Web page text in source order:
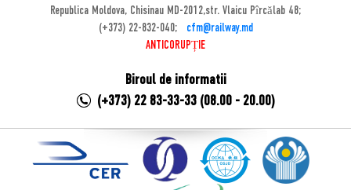
Republica Moldova, Chisinau MD-2012,str. Vlaicu Pîrcălab 48;
(+373) 22-832-040;
cfm@railway.md
ANTICORUPȚIE
Biroul de informatii
(+373) 22 83-33-33 (08.00 - 20.00)